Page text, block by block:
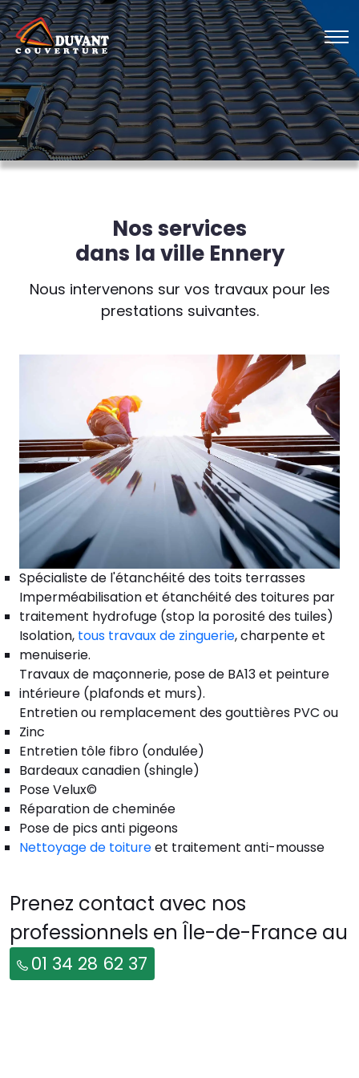
Nos services
dans la ville Ennery
Nous intervenons sur vos travaux pour les
prestations suivantes.
Spécialiste de l'étanchéité des toits terrasses
Imperméabilisation et étanchéité des toitures par
traitement hydrofuge (stop la porosité des tuiles)
Isolation, tous travaux de zinguerie, charpente et
menuiserie.
Travaux de maçonnerie, pose de BA13 et peinture
intérieure (plafonds et murs).
Entretien ou remplacement des gouttières PVC ou
Zinc
Entretien tôle fibro (ondulée)
Bardeaux canadien (shingle)
Pose Velux©
Réparation de cheminée
Pose de pics anti pigeons
Nettoyage de toitureet traitement anti-mousse
Prenez contact avec nos
professionnels en Île-de-France au
01 34 28 62 37